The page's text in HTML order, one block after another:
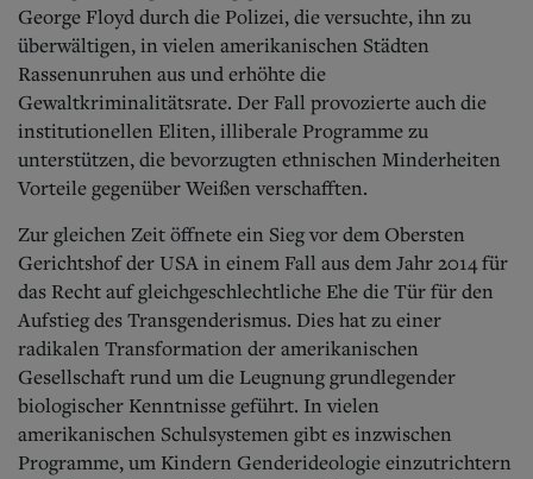
George Floyd durch die Polizei, die versuchte, ihn zu
überwältigen, in vielen amerikanischen Städten
Rassenunruhen aus und erhöhte die
Gewaltkriminalitätsrate. Der Fall provozierte auch die
institutionellen Eliten, illiberale Programme zu
unterstützen, die bevorzugten ethnischen Minderheiten
Vorteile gegenüber Weißen verschafften.
Zur gleichen Zeit öffnete ein Sieg vor dem Obersten
Gerichtshof der USA in einem Fall aus dem Jahr 2014 für
das Recht auf gleichgeschlechtliche Ehe die Tür für den
Aufstieg des Transgenderismus. Dies hat zu einer
radikalen Transformation der amerikanischen
Gesellschaft rund um die Leugnung grundlegender
biologischer Kenntnisse geführt. In vielen
amerikanischen Schulsystemen gibt es inzwischen
Programme, um Kindern Genderideologie einzutrichtern